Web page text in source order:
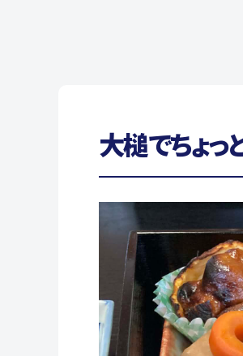
大槌でちょ